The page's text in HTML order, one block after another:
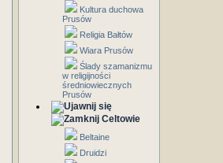
Kultura duchowa
Prusów
Religia Bałtów
Wiara Prusów
Ślady szamanizmu
w religijności
średniowiecznych
Prusów
Celtowie
Beltaine
Druidzi